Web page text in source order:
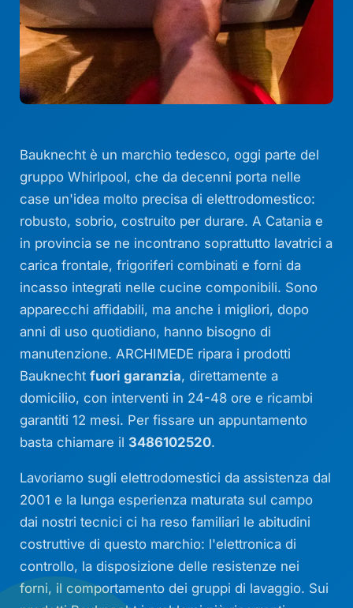
Bauknecht è un marchio tedesco, oggi parte del
gruppo Whirlpool, che da decenni porta nelle
case un'idea molto precisa di elettrodomestico:
robusto, sobrio, costruito per durare. A Catania e
in provincia se ne incontrano soprattutto lavatrici a
carica frontale, frigoriferi combinati e forni da
incasso integrati nelle cucine componibili. Sono
apparecchi affidabili, ma anche i migliori, dopo
anni di uso quotidiano, hanno bisogno di
manutenzione. ARCHIMEDE ripara i prodotti
Bauknechtfuori garanzia, direttamente a
domicilio, con interventi in 24-48 ore e ricambi
garantiti 12 mesi. Per fissare un appuntamento
basta chiamare il 3486102520.
Lavoriamo sugli elettrodomestici da assistenza dal
2001 e la lunga esperienza maturata sul campo
dai nostri tecnici ci ha reso familiari le abitudini
costruttive di questo marchio: l'elettronica di
controllo, la disposizione delle resistenze nei
forni, il comportamento dei gruppi di lavaggio. Sui